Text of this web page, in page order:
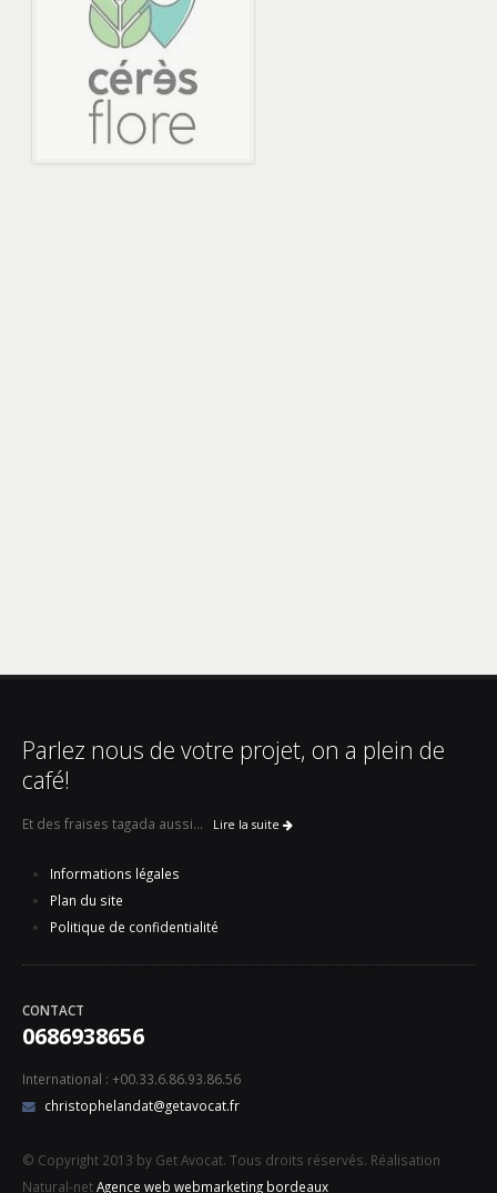
Parlez nous de votre projet, on a plein de
café!
Et des fraises tagada aussi... Lire la suite
Informations légales
Plan du site
Politique de confidentialité
CONTACT
0686938656
International : +00.33.6.86.93.86.56
christophelandat@getavocat.fr
© Copyright 2013 by Get Avocat. Tous droits réservés. Réalisation
Natural-netAgence web webmarketing bordeaux